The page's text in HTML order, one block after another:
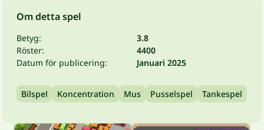
Om detta spel
Betyg:
3.8
Röster:
4400
Datum för publicering:
Januari 2025
Bilspel Koncentration Mus Pusselspel Tankespel